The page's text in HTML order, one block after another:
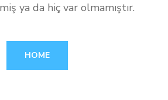
ya da hiç var olmamıştır.
HOME